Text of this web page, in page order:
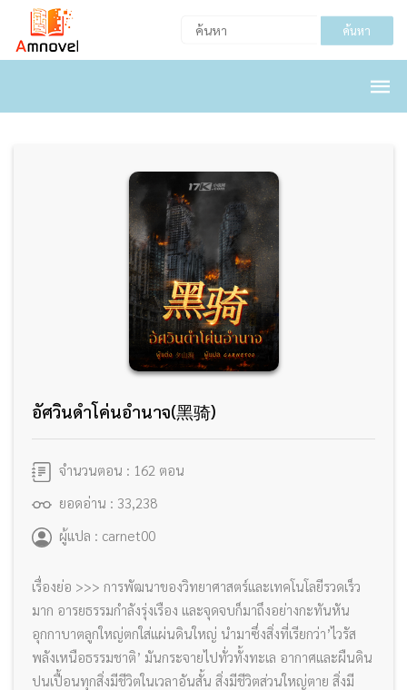
ค้นหา
อัศวินดำโค่นอำนาจ(黑骑)
จำนวนตอน : 162 ตอน
ยอดอ่าน : 33,238
ผู้แปล : carnet00
เรื่องย่อ >>> การพัฒนาของวิทยาศาสตร์และเทคโนโลยีรวดเร็ว
มาก อารยธรรมกำลังรุ่งเรือง และจุดจบก็มาถึงอย่างกะทันหัน
อุกกาบาตลูกใหญ่ตกใส่แผ่นดินใหญ่ นำมาซึ่งสิ่งที่เรียกว่า’ไวรัส
พลังเหนือธรรมชาติ’ มันกระจายไปทั่วทั้งทะเล อากาศและผืนดิน
ปนเปื้อนทุกสิ่งมีชีวิตในเวลาอันสั้น สิ่งมีชีวิตส่วนใหญ่ตาย สิ่งมี